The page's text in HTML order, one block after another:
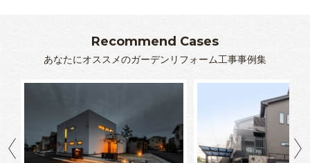
Recommend Cases
あなたにオススメのガーデンリフォーム工事事例集